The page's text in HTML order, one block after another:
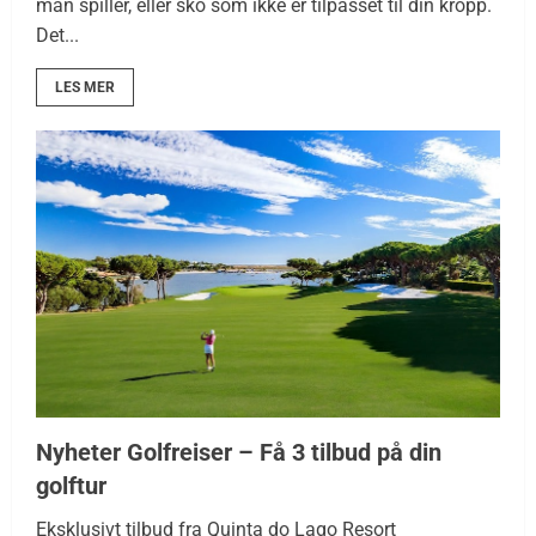
man spiller, eller sko som ikke er tilpasset til din kropp.
Det...
LES MER
Nyheter Golfreiser – Få 3 tilbud på din
golftur
Eksklusivt tilbud fra Quinta do Lago Resort